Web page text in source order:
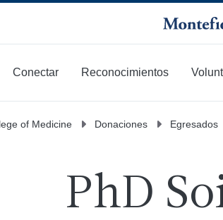
Conectar Reconocimientos
of Medicine Donaciones Egresados
PhD